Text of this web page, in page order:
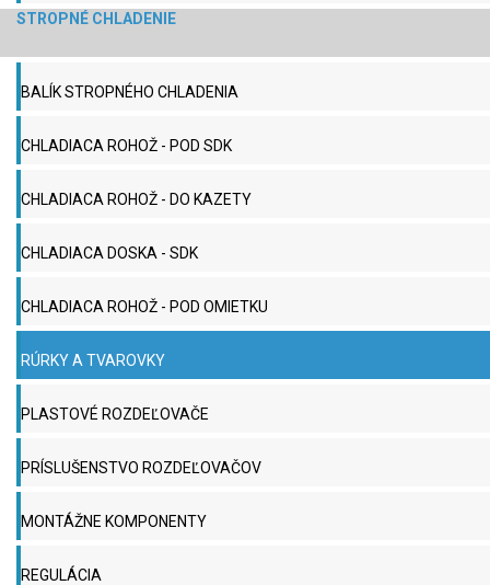
STROPNÉ CHLADENIE
BALÍK STROPNÉHO CHLADENIA
CHLADIACA ROHOŽ - POD SDK
CHLADIACA ROHOŽ - DO KAZETY
CHLADIACA DOSKA - SDK
CHLADIACA ROHOŽ - POD OMIETKU
RÚRKY A TVAROVKY
PLASTOVÉ ROZDEĽOVAČE
PRÍSLUŠENSTVO ROZDEĽOVAČOV
MONTÁŽNE KOMPONENTY
REGULÁCIA